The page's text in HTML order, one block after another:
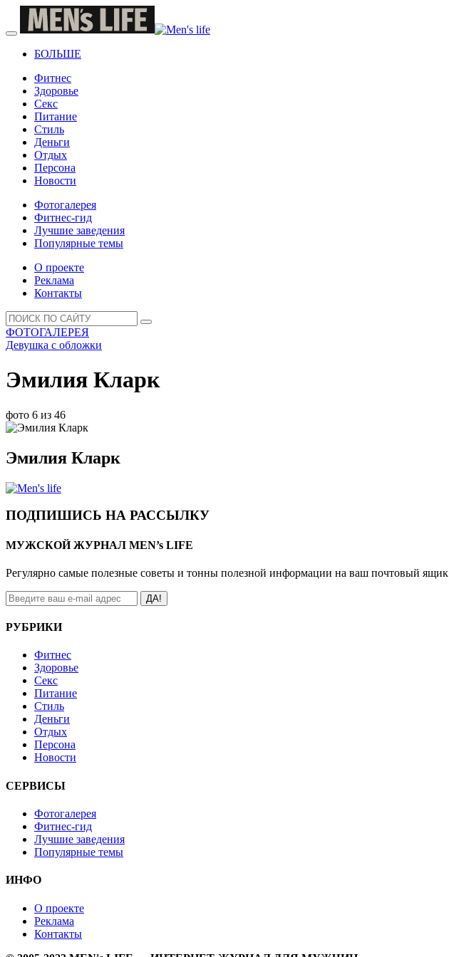
БОЛЬШЕ
Фитнес
Здоровье
Секс
Питание
Стиль
Деньги
Отдых
Персона
Новости
Фотогалерея
Фитнес-гид
Лучшие заведения
Популярные темы
О проекте
Реклама
Контакты
ФОТОГАЛЕРЕЯ
Девушка с обложки
Эмилия Кларк
фото 6 из 46
Эмилия Кларк
ПОДПИШИСЬ НА РАССЫЛКУ
МУЖСКОЙ ЖУРНАЛ MEN’s LIFE
Регулярно самые полезные советы и тонны полезной информации на ваш почтовый ящик
ДА!
РУБРИКИ
Фитнес
Здоровье
Секс
Питание
Стиль
Деньги
Отдых
Персона
Новости
СЕРВИСЫ
Фотогалерея
Фитнес-гид
Лучшие заведения
Популярные темы
ИНФО
О проекте
Реклама
Контакты